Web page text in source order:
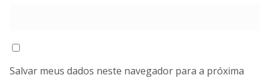
Salvar meus dados neste navegador para a próxima